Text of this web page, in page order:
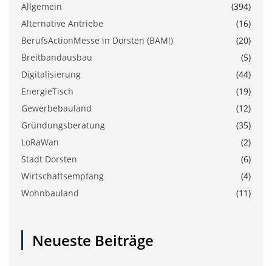
Allgemein
(394)
Alternative Antriebe
(16)
BerufsActionMesse in Dorsten (BAM!)
(20)
Breitbandausbau
(5)
Digitalisierung
(44)
EnergieTisch
(19)
Gewerbebauland
(12)
Gründungsberatung
(35)
LoRaWan
(2)
Stadt Dorsten
(6)
Wirtschaftsempfang
(4)
Wohnbauland
(11)
Neueste Beiträge